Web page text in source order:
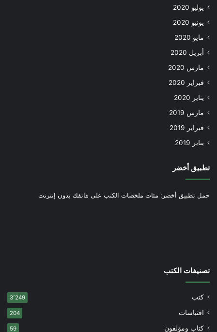
يوليو 2020
يونيو 2020
مايو 2020
أبريل 2020
مارس 2020
فبراير 2020
يناير 2020
مارس 2019
فبراير 2019
يناير 2019
تطبيق أخضر
حمل تطبيق أخضر: مئات ملخصات الكتب على هاتفك بدون إنترنت
تصنيفات الكتب
كتب 3٬249
اقتباسات 204
كتاب ومؤلفون 59